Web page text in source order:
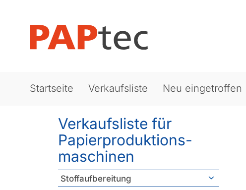
Startseite Verkaufsliste Neu eingetroffen
Verkaufsliste für
Papierproduktions­
maschinen
Stoffaufbereitung